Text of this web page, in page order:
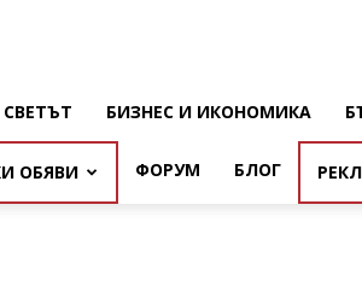
СВЕТЪТ БИЗНЕС И ИКОНОМИКА
ОБЯВИ ФОРУМ БЛОГ